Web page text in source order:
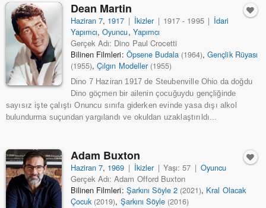
Dean Martin
Haziran 7, 1917 | İkizler | 1917 - 1995 | İdari
Yapımcı,Oyuncu, Yapımcı
Gerçek Adı: Dino Paul Crocetti
Bilinen Filmleri: Öpsene Budala (1964),Gençlik Rüyası
(1955),Çılgın Modeller (1955)
Dino 7 Haziran 1917 de Steubenville Ohio da doğdu
Dino göçmen bir ailenin çocuğuydu gençliğinde
sayısız işte çalıştı Onuncu sınıfa giderken evinde yasa dışı alkol
bulundurma suçundan yargılandı ve okuldan uzaklaştırıldı...
Adam Buxton
Haziran 7, 1969 | İkizler | Yaşı: 57 | Oyuncu
Gerçek Adı: Adam Offord Buxton
Bilinen Filmleri: Şarkını Söyle 2 (2021), Kral Olacak
Çocuk (2019), Şarkını Söyle (2016)